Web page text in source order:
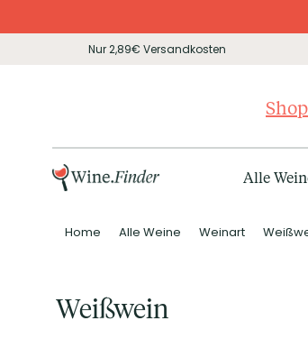
Nur 2,89€ Versandkosten
Shop
Alle
Home Alle Weine Weinart
Weißwein